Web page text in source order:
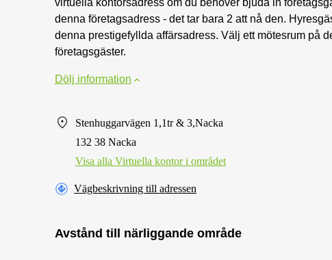
virtuella kontorsadress om du behöver bjuda in
denna företagsadress - det tar bara 2 att nå den.
denna prestigefyllda affärsadress. Välj ett mötesrum på
företagsgäster.
Dölj information
Stenhuggarvägen 1,1tr & 3,Nacka
132 38 Nacka
Visa alla Virtuella kontor i området
Vägbeskrivning till adressen
Avstånd till närliggande område